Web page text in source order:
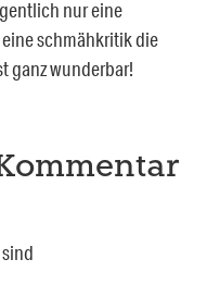
nur eine
schmähkritik die
ganz wunderbar!